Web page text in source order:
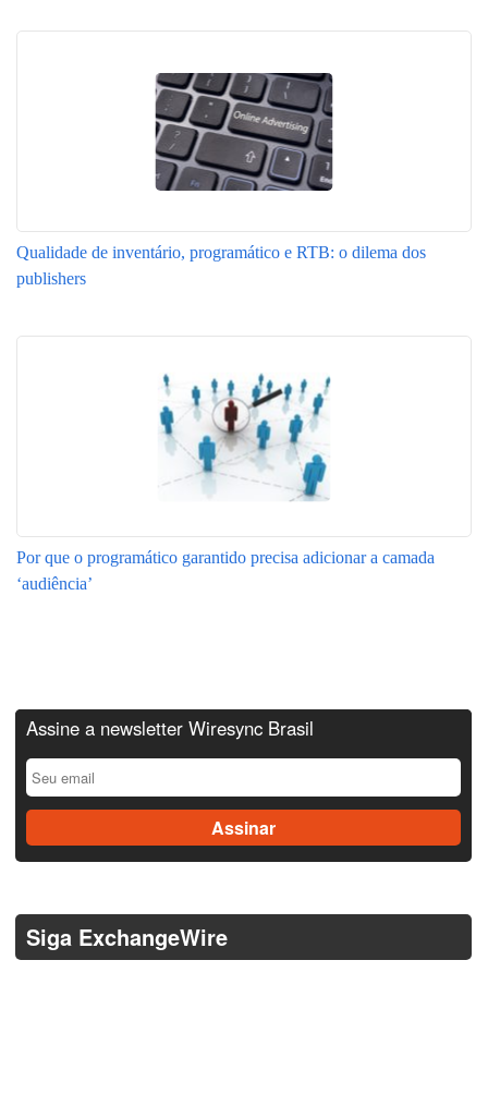
Qualidade de inventário, programático e RTB: o dilema dos
publishers
Por que o programático garantido precisa adicionar a camada
‘audiência’
Assine a newsletter Wiresync Brasil
Siga ExchangeWire